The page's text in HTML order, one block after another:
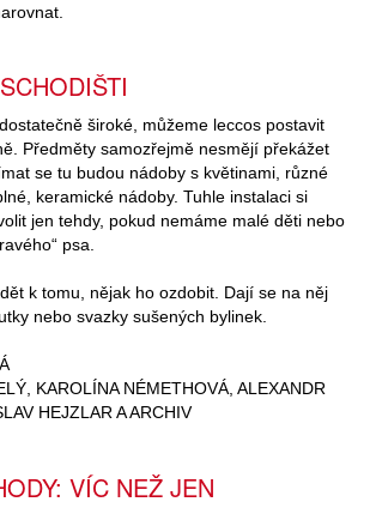
široké, můžeme leccos postavit
Předměty samozřejmě nesmějí překážet
se tu budou nádoby s květinami, různé
keramické nádoby. Tuhle instalaci si
jen tehdy, pokud nemáme malé děti nebo
psa.
k tomu, nějak ho ozdobit. Dají se na něj
nebo svazky sušených bylinek.
KAROLÍNA NÉMETHOVÁ, ALEXANDR
HEJZLAR A ARCHIV
VÍC NEŽ JEN